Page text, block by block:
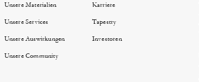
Unsere Materialien
Unsere Services
Unsere Auswirkungen
Unsere Community
Karriere
Tapestry
Investoren